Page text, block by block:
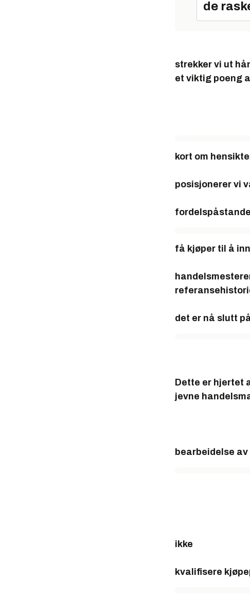
de
strekker vi ut
et viktig poeng
kort om
posisjonerer vi
få kjøper til å
det er nå slutt
Dette er hjertet
jevne
bearbeidelse
ikke
kvalifisere